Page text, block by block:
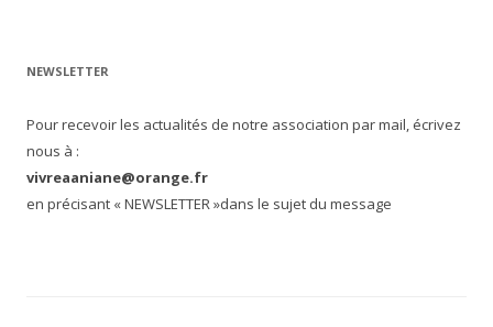
NEWSLETTER
Pour recevoir les actualités de notre association par mail, écrivez
nous à :
vivreaaniane@orange.fr
en précisant « NEWSLETTER »dans le sujet du message